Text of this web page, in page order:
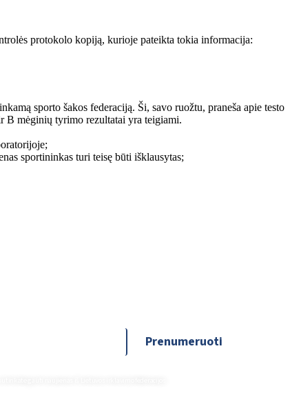
protokolo kopiją, kurioje pateikta tokia informacija:
sporto šakos federaciją. Ši, savo ruožtu, praneša apie testo
B mėginių tyrimo rezultatai yra teigiami.
sportininkas turi teisę būti išklausytas;
Prenumeruoti